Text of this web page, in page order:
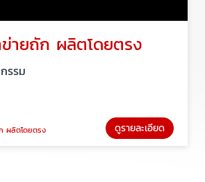
ข่ายถัก ผลิตโดยตรง
รรม
ผลิตโดยตรง ดูรายละเอียด